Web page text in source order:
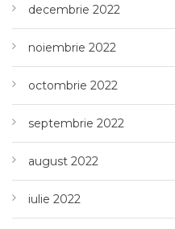
decembrie 2022
noiembrie 2022
octombrie 2022
septembrie 2022
august 2022
iulie 2022